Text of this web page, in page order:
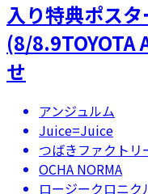
入り特典ポス
(8/8.9TOYOTA
せ
アンジュルム
Juice=Juice
つばきファクトリ
OCHA NORMA
ロージークロニク